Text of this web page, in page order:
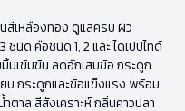
สีเหลืองทอง ดูแลครบ ผิว
นิด คือชนิด 1, 2 และ ไดเปปไทด์
นเข้มข้น ลดอักเสบข้อ กระดูก
บ กระดูกและข้อแข็งแรง พร้อม
ำตาล สีสังเคราะห์ กลิ่นคาวปลา